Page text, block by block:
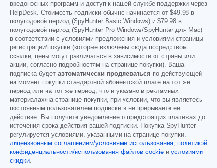
вредоносных программ и доступ к нашей службе поддержки через
HelpDesk. Стоимость подписки обычно начинается от $49.98 в
полугодовой период (SpyHunter Basic Windows) и $79.98 в
полугодовой период (SpyHunter Pro Windows/SpyHunter для Mac)
в соответствии с условиями предложения и условиями страницы
регистрации/покупки (которые включены сюда посредством
ссылки; цены могут различаться в зависимости от страны или
акции, согласно подробностям на странице покупки). Ваша
подписка будет автоматически продлеваться по действующей
на момент покупки стандартной абонентской плате на тот же
период или на тот же период, что и указано в рекламных
материалах/на странице покупки, при условии, что вы являетесь
постоянным пользователем подписки и не прерываете ее
действие. Вы получите уведомление о предстоящих платежах до
истечения срока действия вашей подписки. Покупка SpyHunter
регулируется условиями, указанными на странице покупки,
лицензионным соглашением/условиями использования, политикой
конфиденциальности/использования файлов cookie и условиями
скидки.